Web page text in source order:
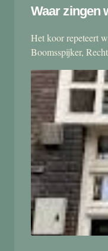
Waar zingen
Het koor repeteert
Boomsspijker,